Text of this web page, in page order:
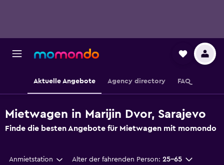
Aktuelle Angebote Agency directory FAQ
Mietwagen in Marijin Dvor, Sarajevo
Finde die besten Angebote für Mietwagen mit momondo
Anmietstation Alter der fahrenden Person: 25-65